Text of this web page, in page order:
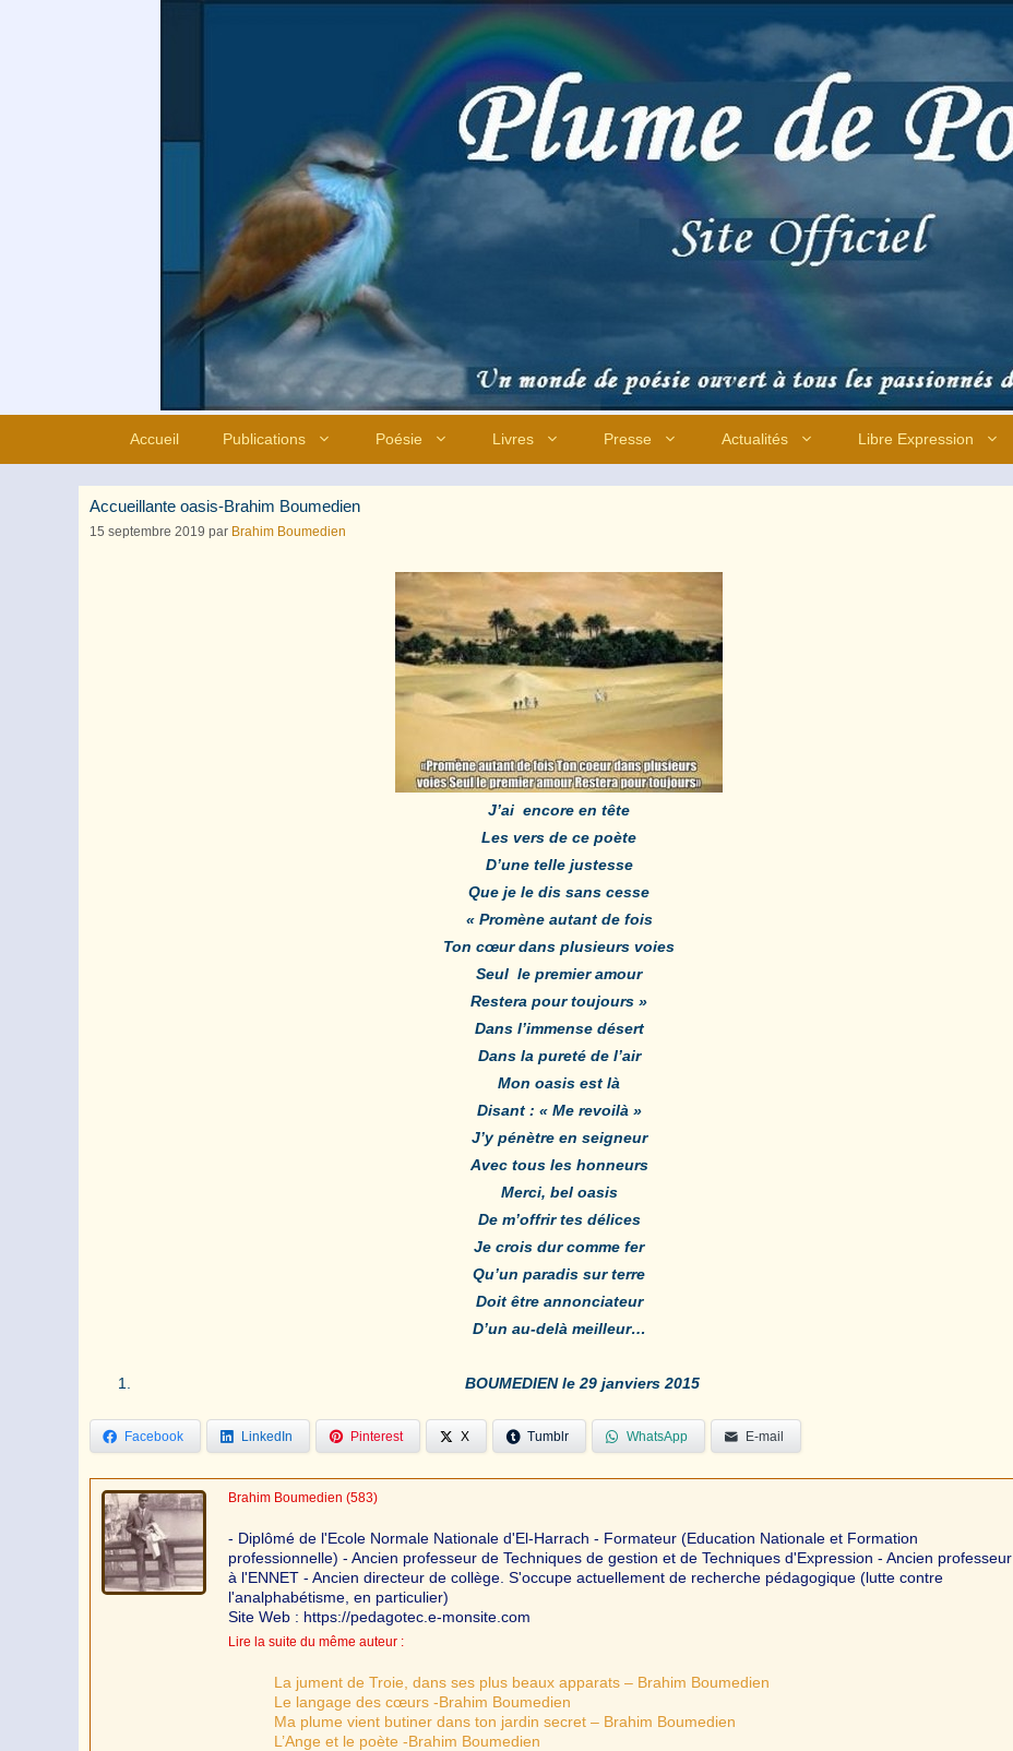
Accueil Publications Poésie Livres Presse Actualités Libre Expression
Accueillante oasis-Brahim Boumedien
15 septembre 2019 par Brahim Boumedien
J’ai encore en tête
Les vers de ce poète
D’une telle justesse
Que je le dis sans cesse
« Promène autant de fois
Ton cœur dans plusieurs voies
Seul le premier amour
Restera pour toujours »
Dans l’immense désert
Dans la pureté de l’air
Mon oasis est là
Disant : « Me revoilà »
J’y pénètre en seigneur
Avec tous les honneurs
Merci, bel oasis
De m’offrir tes délices
Je crois dur comme fer
Qu’un paradis sur terre
Doit être annonciateur
D’un au-delà meilleur…
BOUMEDIEN le 29 janviers 2015
Facebook LinkedIn Pinterest X Tumblr WhatsApp E-mail
Brahim Boumedien (583)
- Diplômé de l'Ecole Normale Nationale d'El-Harrach - Formateur (Education Nationale et Formation
professionnelle) - Ancien professeur de Techniques de gestion et de Techniques d'Expression - Ancien professeur
à l'ENNET - Ancien directeur de collège. S'occupe actuellement de recherche pédagogique (lutte contre
l'analphabétisme, en particulier)
Site Web : https://pedagotec.e-monsite.com
Lire la suite du même auteur :
La jument de Troie, dans ses plus beaux apparats – Brahim Boumedien
Le langage des cœurs -Brahim Boumedien
Ma plume vient butiner dans ton jardin secret – Brahim Boumedien
L’Ange et le poète -Brahim Boumedien